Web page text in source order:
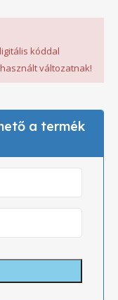
kóddal
változatnak!
a termék